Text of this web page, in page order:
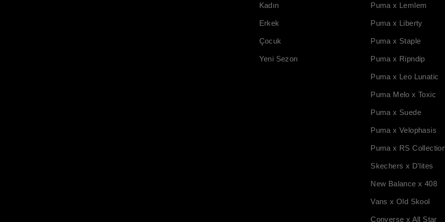
Kadın
Erkek
Çocuk
Yeni Sezon
Puma x Lemlem
Puma x Liberty
Puma x Staple
Puma x Ripndip
Puma x Leo Lunatic
Puma Melo x Toxic
Puma x Suede
Puma x Velophasis
Puma x RS
Skechers x D'lites
New Balance x 408
Vans x Old Skool
Converse x All Star